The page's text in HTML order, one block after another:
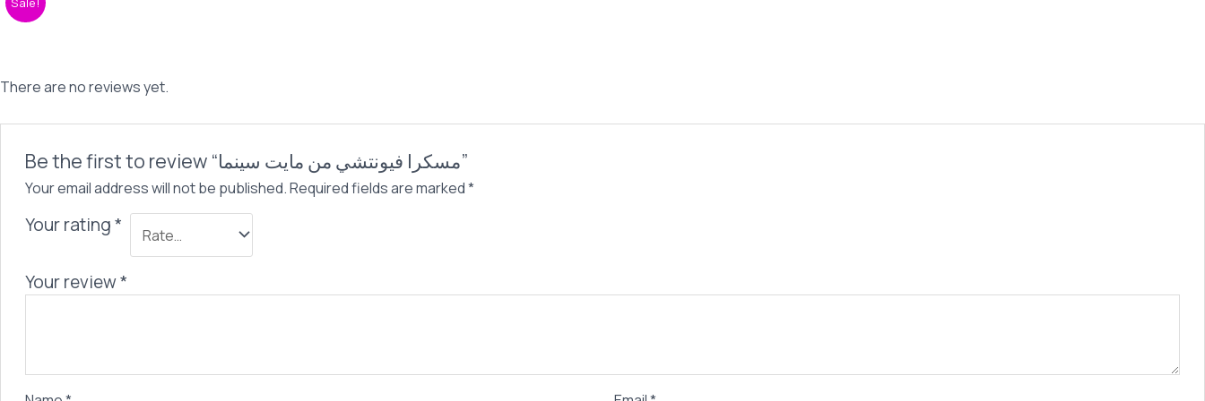
There are no reviews yet.
Be the first to review “مسكرا فيونتشي من مايت سينما”
Your email address will not be published.Required fields are marked*
Your rating*
Your review*